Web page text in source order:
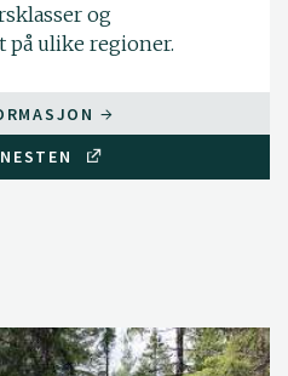
og
ulike regioner.